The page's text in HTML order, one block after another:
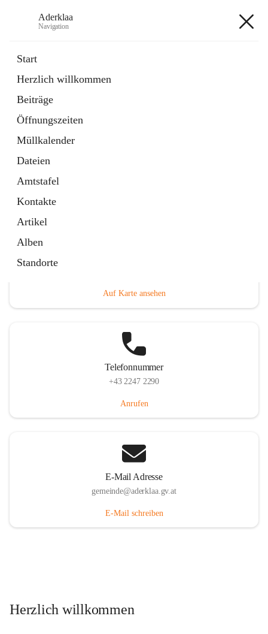
Aderklaa
Navigation
Start
Herzlich willkommen
Beiträge
Öffnungszeiten
Müllkalender
Dateien
Amtstafel
Kontakte
Artikel
Alben
Standorte
6 Schnellzugriffe
Gemeinde
3 Schnellzugriffe
Auf Karte ansehen
Telefonnummer
+43 2247 2290
Anrufen
E-Mail Adresse
gemeinde@aderklaa.gv.at
E-Mail schreiben
Herzlich willkommen